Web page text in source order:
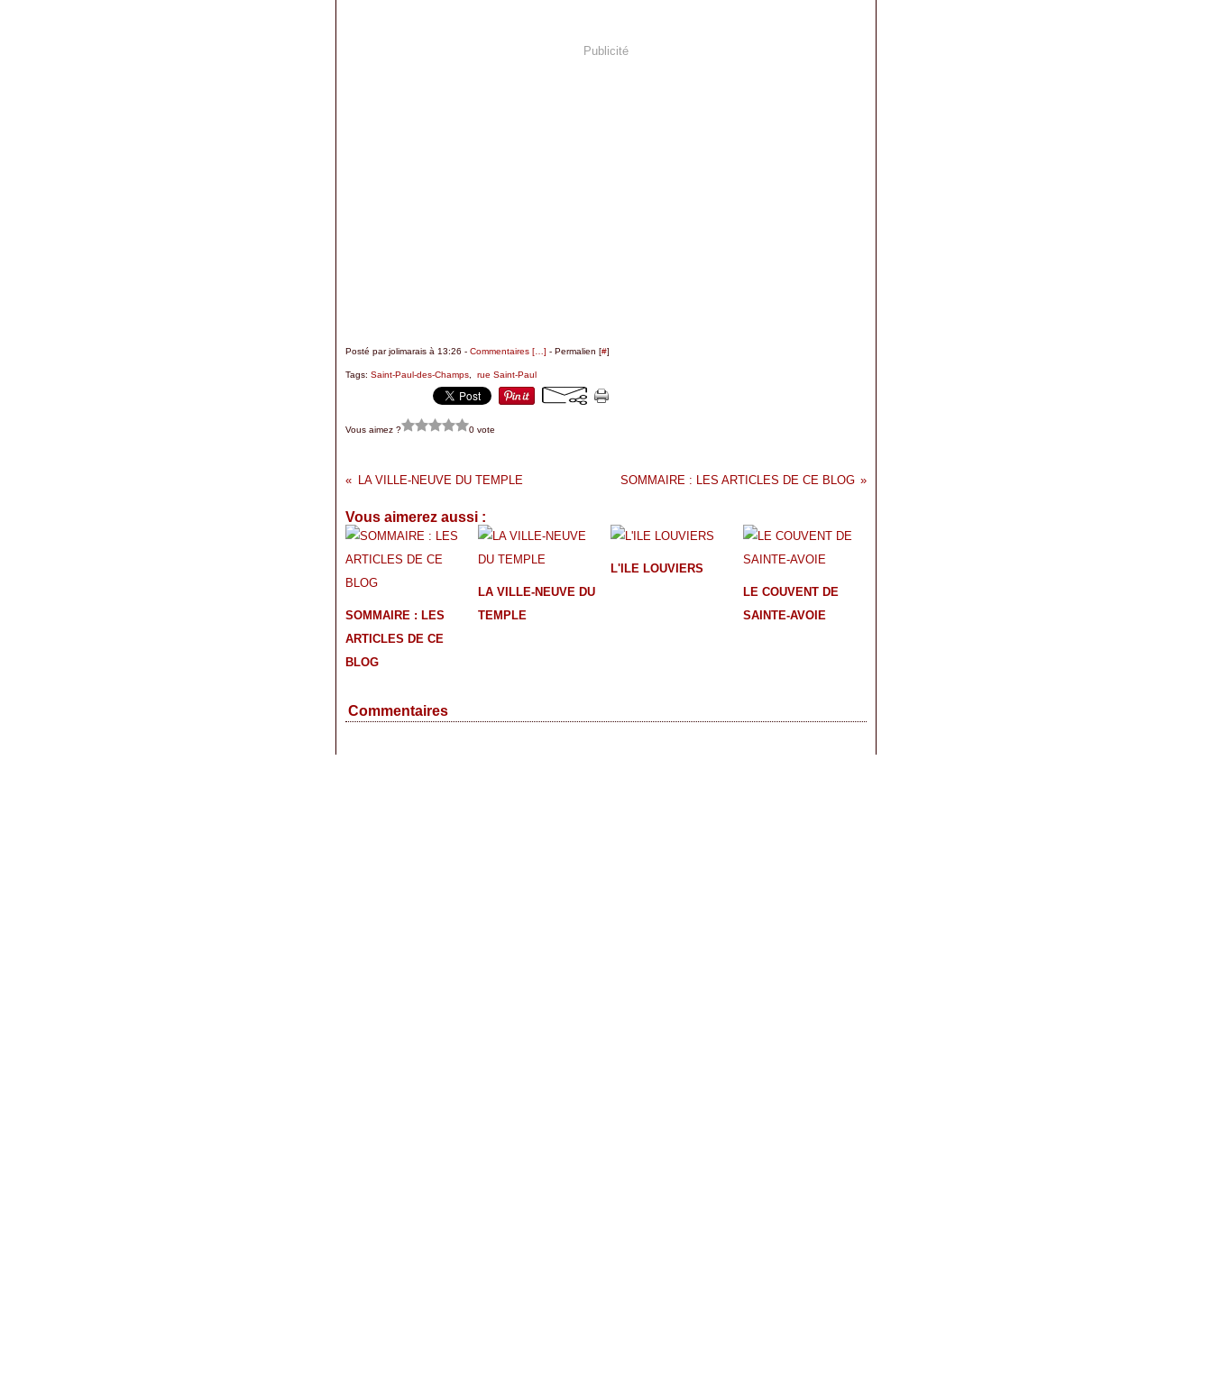
Publicité
Posté par jolimarais à 13:26 - Commentaires [ ] - Permalien [#]
Tags: Saint-Paul-des-Champs rue Saint-Paul
Vous aimez ? 0 vote
LA VILLE-NEUVE DU TEMPLE SOMMAIRE : LES ARTICLES DE CE BLOG
Vous aimerez aussi :
SOMMAIRE : LES
ARTICLES DE CE
BLOG
LA VILLE-NEUVE DU
TEMPLE
L'ILE LOUVIERS
LE COUVENT DE
SAINTE-AVOIE
Commentaires